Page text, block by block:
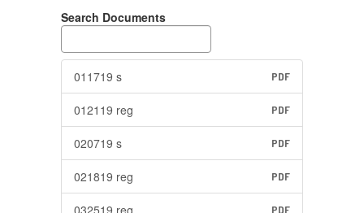
Search Documents
011719 s PDF
012119 reg PDF
020719 s PDF
021819 reg PDF
032519 reg PDF